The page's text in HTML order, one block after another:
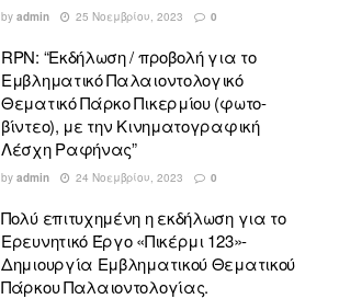
by admin 25 Νοεμβρίου, 2023 0
RPN: “Εκδήλωση / προβολή για το
Εμβληματικό Παλαιοντολογικό
Θεματικό Πάρκο Πικερμίου (φωτο-
βίντεο), με την Κινηματογραφική
Λέσχη Ραφήνας”
by admin 24 Νοεμβρίου, 2023 0
Πολύ επιτυχημένη η εκδήλωση για το
Ερευνητικό Έργο «Πικέρμι 123»-
Δημιουργία Εμβληματικού Θεματικού
Πάρκου Παλαιοντολογίας.